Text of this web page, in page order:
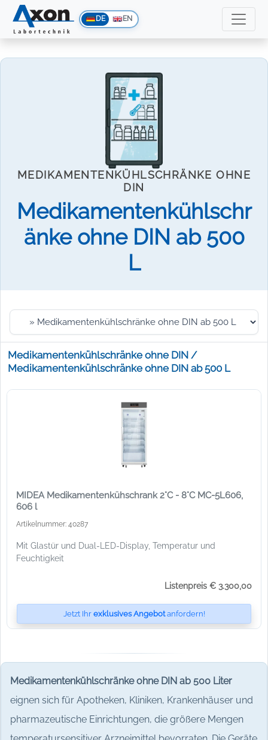
DE EN
MEDIKAMENTENKÜHLSCHRÄNKE OHNE
DIN
Medikamentenkühlschr
änke ohne DIN ab 500
L
Medikamentenkühlschränke ohne DIN ab 500 Liter
eignen sich für Apotheken, Kliniken, Krankenhäuser und
pharmazeutische Einrichtungen, die größere Mengen
Medikamentenkühlschränke ohne DIN /
Medikamentenkühlschränke ohne DIN ab 500 L
MIDEA Medikamentenkühschrank 2°C - 8°C MC-5L606,
606 l
Artikelnummer: 40287
Mit Glastür und Dual-LED-Display, Temperatur und
Feuchtigkeit
Listenpreis € 3.300,00
Jetzt Ihr exklusives Angebotanfordern!